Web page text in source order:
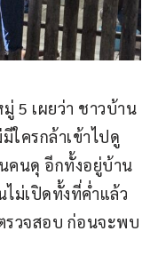
5 เผยว่า ชาวบ้าน
ใครกล้าเข้าไปดู
คนดุ อีกทั้งอยู่บ้าน
ไม่เปิดทั้งที่ค่ำแล้ว
รวจสอบ ก่อนจะพบ